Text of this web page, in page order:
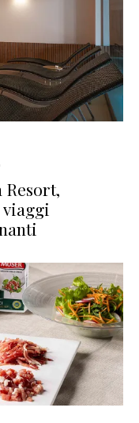
Resort,